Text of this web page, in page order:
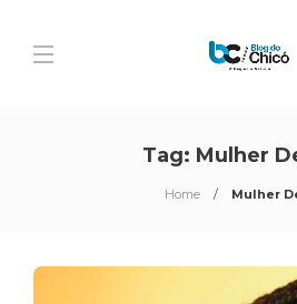
Tag: Mulher
Home Mulher